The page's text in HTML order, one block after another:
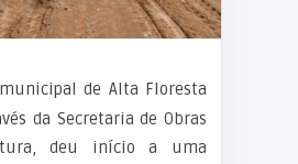
da Secretaria de Obras
deu início a uma